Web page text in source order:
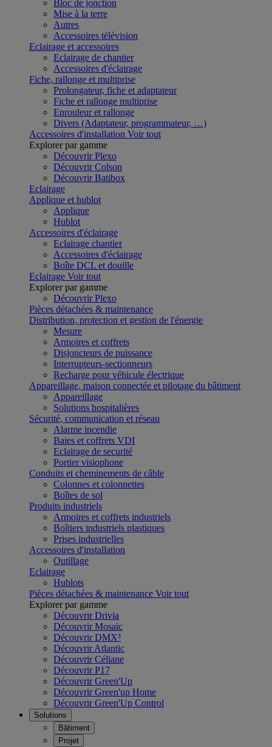
Bloc de jonction
Mise à la terre
Autres
Accessoires télévision
Eclairage et accessoires
Eclairage de chantier
Accessoires d'éclairage
Fiche, rallonge et multiprise
Prolongateur, fiche et adaptateur
Fiche et rallonge multiprise
Enrouleur et rallonge
Divers (Adaptateur, programmateur, …)
Accessoires d'installation Voir tout
Explorer par gamme
Découvrir Plexo
Découvrir Colson
Découvrir Batibox
Eclairage
Applique et hublot
Applique
Hublot
Accessoires d'éclairage
Eclairage chantier
Accessoires d'éclairage
Boîte DCL et douille
Eclairage Voir tout
Explorer par gamme
Découvrir Plexo
Pièces détachées & maintenance
Distribution, protection et gestion de l'énergie
Mesure
Armoires et coffrets
Disjoncteurs de puissance
Interrupteurs-sectionneurs
Recharge pour véhicule électrique
Appareillage, maison connectée et pilotage du bâtiment
Appareillage
Solutions hospitalières
Sécurité, communication et réseau
Alarme incendie
Baies et coffrets VDI
Eclairage de securité
Portier visiophone
Conduits et cheminements de câble
Colonnes et colonnettes
Boîtes de sol
Produits industriels
Armoires et coffrets industriels
Boîtiers industriels plastiques
Prises industrielles
Accessoires d'installation
Outillage
Eclairage
Hublots
Pièces détachées & maintenance Voir tout
Explorer par gamme
Découvrir Drivia
Découvrir Mosaic
Découvrir DMX³
Découvrir Atlantic
Découvrir Céliane
Découvrir P17
Découvrir Green'Up
Découvrir Green'up Home
Découvrir Green'Up Control
Solutions
Bâtiment
Projet